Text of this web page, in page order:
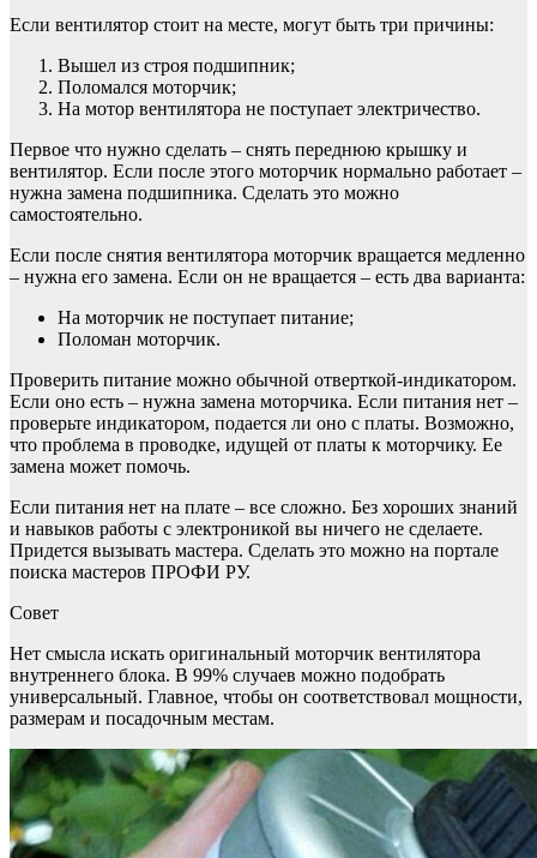
Если вентилятор стоит на месте, могут быть три причины:
Вышел из строя подшипник;
Поломался моторчик;
На мотор вентилятора не поступает электричество.
Первое что нужно сделать – снять переднюю крышку и
вентилятор. Если после этого моторчик нормально работает –
нужна замена подшипника. Сделать это можно
самостоятельно.
Если после снятия вентилятора моторчик вращается медленно
– нужна его замена. Если он не вращается – есть два варианта:
На моторчик не поступает питание;
Поломан моторчик.
Проверить питание можно обычной отверткой-индикатором.
Если оно есть – нужна замена моторчика. Если питания нет –
проверьте индикатором, подается ли оно с платы. Возможно,
что проблема в проводке, идущей от платы к моторчику. Ее
замена может помочь.
Если питания нет на плате – все сложно. Без хороших знаний
и навыков работы с электроникой вы ничего не сделаете.
Придется вызывать мастера. Сделать это можно на портале
поиска мастеров ПРОФИ РУ.
Совет
Нет смысла искать оригинальный моторчик вентилятора
внутреннего блока. В 99% случаев можно подобрать
универсальный. Главное, чтобы он соответствовал мощности,
размерам и посадочным местам.